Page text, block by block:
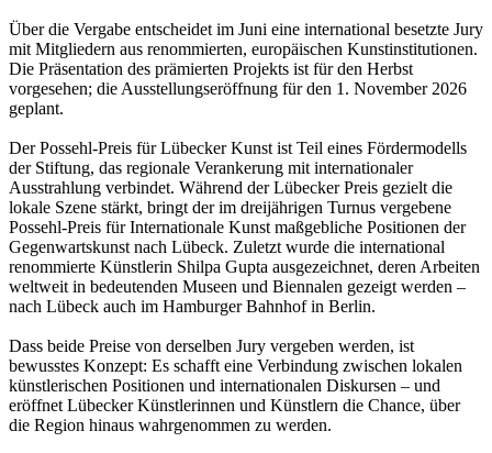
Über die Vergabe entscheidet im Juni eine international besetzte Jury
mit Mitgliedern aus renommierten, europäischen Kunstinstitutionen.
Die Präsentation des prämierten Projekts ist für den Herbst
vorgesehen; die Ausstellungseröffnung für den 1. November 2026
geplant.
Der Possehl-Preis für Lübecker Kunst ist Teil eines Fördermodells
der Stiftung, das regionale Verankerung mit internationaler
Ausstrahlung verbindet. Während der Lübecker Preis gezielt die
lokale Szene stärkt, bringt der im dreijährigen Turnus vergebene
Possehl-Preis für Internationale Kunst maßgebliche Positionen der
Gegenwartskunst nach Lübeck. Zuletzt wurde die international
renommierte Künstlerin Shilpa Gupta ausgezeichnet, deren Arbeiten
weltweit in bedeutenden Museen und Biennalen gezeigt werden –
nach Lübeck auch im Hamburger Bahnhof in Berlin.
Dass beide Preise von derselben Jury vergeben werden, ist
bewusstes Konzept: Es schafft eine Verbindung zwischen lokalen
künstlerischen Positionen und internationalen Diskursen – und
eröffnet Lübecker Künstlerinnen und Künstlern die Chance, über
die Region hinaus wahrgenommen zu werden.